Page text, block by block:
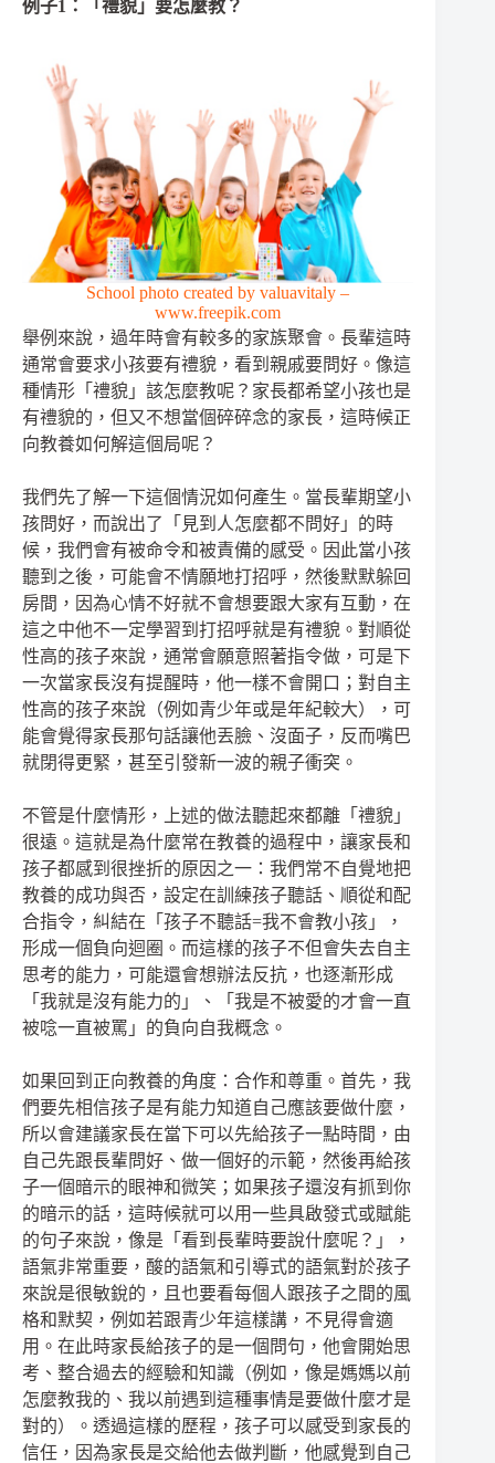
例子1：「禮貌」要怎麼教？
School photo created by valuavitaly –
www.freepik.com
舉例來說，過年時會有較多的家族聚會。長輩這時
通常會要求小孩要有禮貌，看到親戚要問好。像這
種情形「禮貌」該怎麼教呢？家長都希望小孩也是
有禮貌的，但又不想當個碎碎念的家長，這時候正
向教養如何解這個局呢？
我們先了解一下這個情況如何產生。當長輩期望小
孩問好，而說出了「見到人怎麼都不問好」的時
候，我們會有被命令和被責備的感受。因此當小孩
聽到之後，可能會不情願地打招呼，然後默默躲回
房間，因為心情不好就不會想要跟大家有互動，在
這之中他不一定學習到打招呼就是有禮貌。對順從
性高的孩子來說，通常會願意照著指令做，可是下
一次當家長沒有提醒時，他一樣不會開口；對自主
性高的孩子來說（例如青少年或是年紀較大），可
能會覺得家長那句話讓他丟臉、沒面子，反而嘴巴
就閉得更緊，甚至引發新一波的親子衝突。
不管是什麼情形，上述的做法聽起來都離「禮貌」
很遠。這就是為什麼常在教養的過程中，讓家長和
孩子都感到很挫折的原因之一：我們常不自覺地把
教養的成功與否，設定在訓練孩子聽話、順從和配
合指令，糾結在「孩子不聽話=我不會教小孩」，
形成一個負向迴圈。而這樣的孩子不但會失去自主
思考的能力，可能還會想辦法反抗，也逐漸形成
「我就是沒有能力的」、「我是不被愛的才會一直
被唸一直被罵」的負向自我概念。
如果回到正向教養的角度：合作和尊重。首先，我
們要先相信孩子是有能力知道自己應該要做什麼，
所以會建議家長在當下可以先給孩子一點時間，由
自己先跟長輩問好、做一個好的示範，然後再給孩
子一個暗示的眼神和微笑；如果孩子還沒有抓到你
的暗示的話，這時候就可以用一些具啟發式或賦能
的句子來說，像是「看到長輩時要說什麼呢？」，
語氣非常重要，酸的語氣和引導式的語氣對於孩子
來說是很敏銳的，且也要看每個人跟孩子之間的風
格和默契，例如若跟青少年這樣講，不見得會適
用。在此時家長給孩子的是一個問句，他會開始思
考、整合過去的經驗和知識（例如，像是媽媽以前
怎麼教我的、我以前遇到這種事情是要做什麼才是
對的）。透過這樣的歷程，孩子可以感受到家長的
信任，因為家長是交給他去做判斷，他感覺到自己